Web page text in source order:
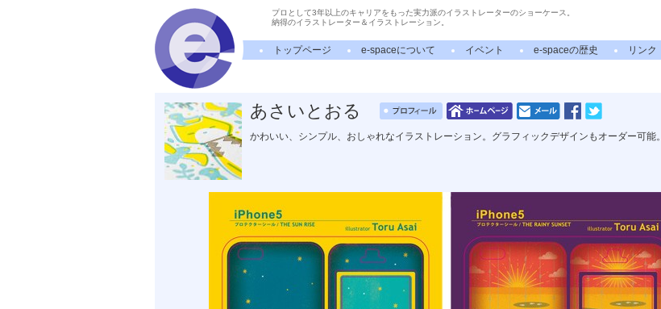
プロとして3年以上のキャリアをもった実力派のイラストレーターのショーケース。
納得のイラストレーター＆イラストレーション。
トップページ e-spaceについて イベント e-spaceの歴史 リンク
あさいとおる
かわいい、シンプル、おしゃれなイラストレーション。グラフィックデザインもオーダー可能。